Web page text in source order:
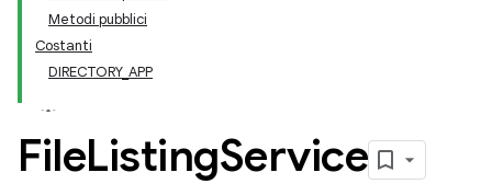
Metodi pubblici
Costanti
DIRECTORY_APP
FileListingService